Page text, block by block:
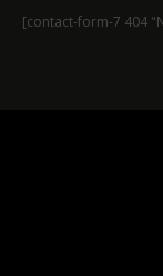
[contact-form-7 404